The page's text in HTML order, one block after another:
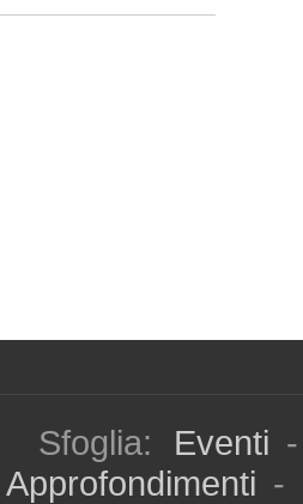
Sfoglia: Eventi -
Approfondimenti -